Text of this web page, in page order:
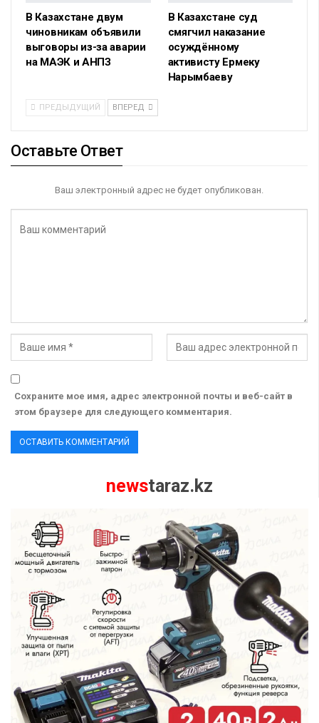
В Казахстане двум
чиновникам объявили
выговоры из-за аварии
на МАЭК и АНПЗ
В Казахстане суд
смягчил наказание
осуждённому
активисту Ермеку
Нарымбаеву
ПРЕДЫДУЩИЙ ВПЕРЕД
Оставьте Ответ
Ваш электронный адрес не будет опубликован.
Сохраните мое имя, адрес электронной почты и веб-сайт в
этом браузере для следующего комментария.
newstaraz.kz